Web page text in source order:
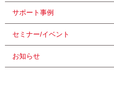
サポート事例
セミナー/イベント
お知らせ